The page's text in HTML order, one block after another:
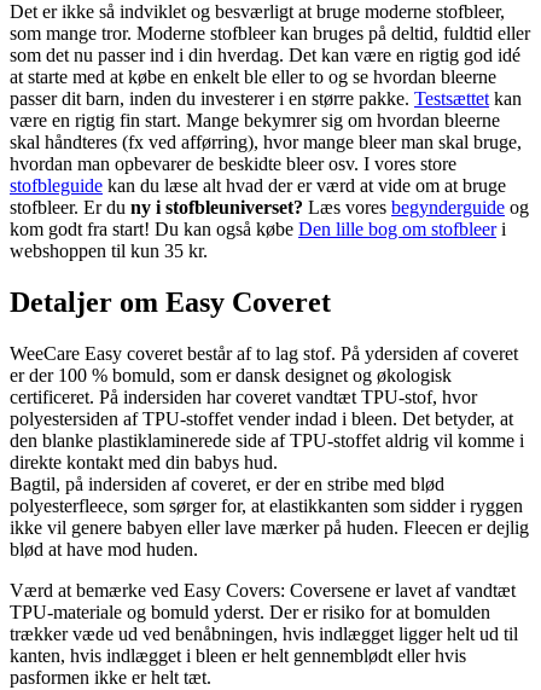
Det er ikke så indviklet og besværligt at bruge moderne stofbleer,
som mange tror. Moderne stofbleer kan bruges på deltid, fuldtid eller
som det nu passer ind i din hverdag. Det kan være en rigtig god idé
at starte med at købe en enkelt ble eller to og se hvordan bleerne
passer dit barn, inden du investerer i en større pakke. Testsættetkan
være en rigtig fin start. Mange bekymrer sig om hvordan bleerne
skal håndteres (fx ved afførring), hvor mange bleer man skal bruge,
hvordan man opbevarer de beskidte bleer osv. I vores store
stofbleguide kan du læse alt hvad der er værd at vide om at bruge
stofbleer. Er du ny i stofbleuniverset? Læs vores begynderguide og
kom godt fra start! Du kan også købe Den lille bog om stofbleeri
webshoppen til kun 35 kr.
Detaljer om Easy Coveret
WeeCare Easy coveret består af to lag stof. På ydersiden af coveret
er der 100 % bomuld, som er dansk designet og økologisk
certificeret. På indersiden har coveret vandtæt TPU-stof, hvor
polyestersiden af TPU-stoffet vender indad i bleen. Det betyder, at
den blanke plastiklaminerede side af TPU-stoffet aldrig vil komme i
direkte kontakt med din babys hud.
Bagtil, på indersiden af coveret, er der en stribe med blød
polyesterfleece, som sørger for, at elastikkanten som sidder i ryggen
ikke vil genere babyen eller lave mærker på huden. Fleecen er dejlig
blød at have mod huden.
Værd at bemærke ved Easy Covers: Coversene er lavet af vandtæt
TPU-materiale og bomuld yderst. Der er risiko for at bomulden
trækker væde ud ved benåbningen, hvis indlægget ligger helt ud til
kanten, hvis indlægget i bleen er helt gennemblødt eller hvis
pasformen ikke er helt tæt.